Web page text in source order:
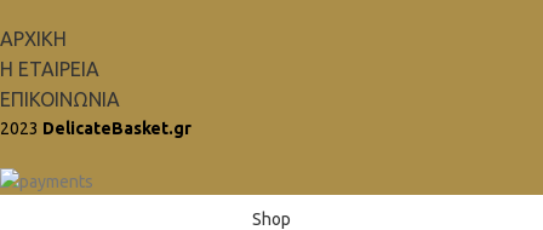
ΑΡΧΙΚΗ
Η ΕΤΑΙΡΕΙΑ
ΕΠΙΚΟΙΝΩΝΙΑ
2023 DelicateBasket.gr
Shop